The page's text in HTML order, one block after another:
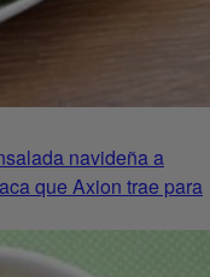
navideña a
que Axion trae para